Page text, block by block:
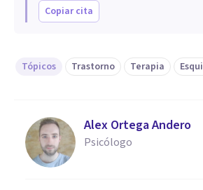
Copiar cita
Tópicos Trastorno Terapia
Alex Ortega Andero
Psicólogo